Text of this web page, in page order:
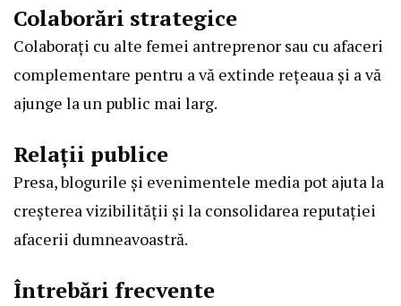
Colaborări strategice
Colaborați cu alte femei antreprenor sau cu afaceri
complementare pentru a vă extinde rețeaua și a vă
ajunge la un public mai larg.
Relații publice
Presa, blogurile și evenimentele media pot ajuta la
creșterea vizibilității și la consolidarea reputației
afacerii dumneavoastră.
Întrebări frecvente